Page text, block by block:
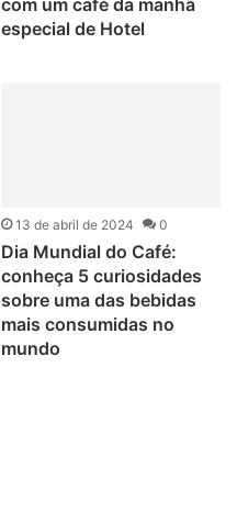
especial de Hotel
13 de abril de 2024 0
Dia Mundial do Café:
conheça 5 curiosidades
sobre uma das bebidas
mais consumidas no
mundo